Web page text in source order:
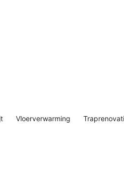
Vloerverwarming